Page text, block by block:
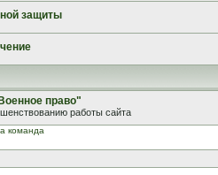
защиты
право"
работы сайта
команда